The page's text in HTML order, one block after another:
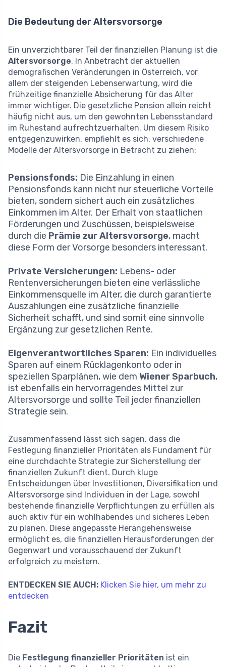
Die Bedeutung der Altersvorsorge
Ein unverzichtbarer Teil der finanziellen Planung ist die
Altersvorsorge. In Anbetracht der aktuellen
demografischen Veränderungen in Österreich, vor
allem der steigenden Lebenserwartung, wird die
frühzeitige finanzielle Absicherung für das Alter
immer wichtiger. Die gesetzliche Pension allein reicht
häufig nicht aus, um den gewohnten Lebensstandard
im Ruhestand aufrechtzuerhalten. Um diesem Risiko
entgegenzuwirken, empfiehlt es sich, verschiedene
Modelle der Altersvorsorge in Betracht zu ziehen:
Pensionsfonds: Die Einzahlung in einen
Pensionsfonds kann nicht nur steuerliche Vorteile
bieten, sondern sichert auch ein zusätzliches
Einkommen im Alter. Der Erhalt von staatlichen
Förderungen und Zuschüssen, beispielsweise
durch die Prämie zur Altersvorsorge, macht
diese Form der Vorsorge besonders interessant.
Private Versicherungen: Lebens- oder
Rentenversicherungen bieten eine verlässliche
Einkommensquelle im Alter, die durch garantierte
Auszahlungen eine zusätzliche finanzielle
Sicherheit schafft, und sind somit eine sinnvolle
Ergänzung zur gesetzlichen Rente.
Eigenverantwortliches Sparen: Ein individuelles
Sparen auf einem Rücklagenkonto oder in
speziellen Sparplänen, wie dem Wiener Sparbuch,
ist ebenfalls ein hervorragendes Mittel zur
Altersvorsorge und sollte Teil jeder finanziellen
Strategie sein.
Zusammenfassend lässt sich sagen, dass die
Festlegung finanzieller Prioritäten als Fundament für
eine durchdachte Strategie zur Sicherstellung der
finanziellen Zukunft dient. Durch kluge
Entscheidungen über Investitionen, Diversifikation und
Altersvorsorge sind Individuen in der Lage, sowohl
bestehende finanzielle Verpflichtungen zu erfüllen als
auch aktiv für ein wohlhabendes und sicheres Leben
zu planen. Diese angepasste Herangehensweise
ermöglicht es, die finanziellen Herausforderungen der
Gegenwart und vorausschauend der Zukunft
erfolgreich zu meistern.
ENTDECKEN SIE AUCH: Klicken Sie hier, um mehr zu
entdecken
Fazit
Die Festlegung finanzieller Prioritäten ist ein